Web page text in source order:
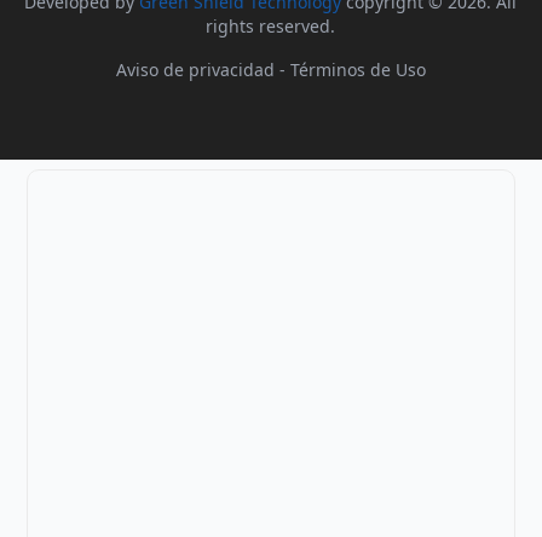
rights reserved.
Aviso de privacidad - Términos de Uso